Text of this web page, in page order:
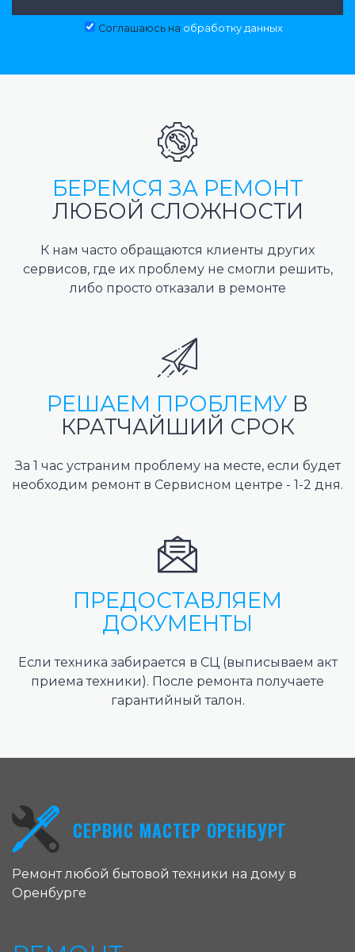
Соглашаюсь на обработку данных
БЕРЕМСЯ ЗА РЕМОНТ
ЛЮБОЙ СЛОЖНОСТИ
К нам часто обращаются клиенты других
сервисов, где их проблему не смогли решить,
либо просто отказали в ремонте
РЕШАЕМ ПРОБЛЕМУ В
КРАТЧАЙШИЙ СРОК
За 1 час устраним проблему на месте, если будет
необходим ремонт в Сервисном центре - 1-2 дня.
ПРЕДОСТАВЛЯЕМ
ДОКУМЕНТЫ
Если техника забирается в СЦ (выписываем акт
приема техники). После ремонта получаете
гарантийный талон.
СЕРВИС МАСТЕР ОРЕНБУРГ
Ремонт любой бытовой техники на дому в
Оренбурге